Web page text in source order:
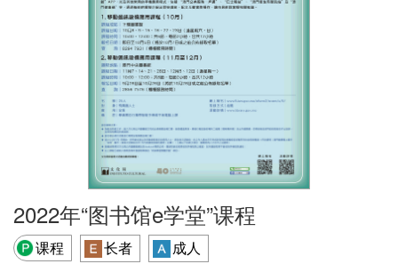
2022年“图书馆e学堂”课程
课程 长者
成人